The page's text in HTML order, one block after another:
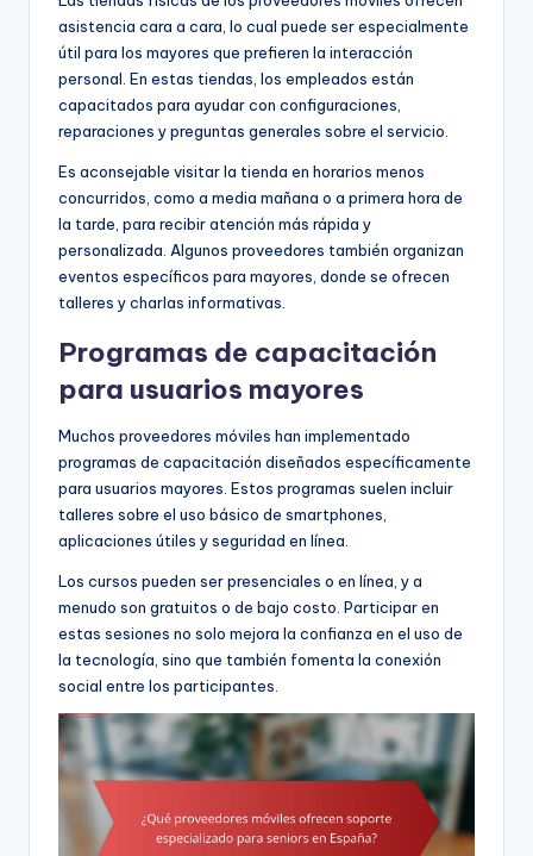
asistencia cara a cara, lo cual puede ser especialmente
útil para los mayores que prefieren la interacción
personal. En estas tiendas, los empleados están
capacitados para ayudar con configuraciones,
reparaciones y preguntas generales sobre el servicio.
Es aconsejable visitar la tienda en horarios menos
concurridos, como a media mañana o a primera hora de
la tarde, para recibir atención más rápida y
personalizada. Algunos proveedores también organizan
eventos específicos para mayores, donde se ofrecen
talleres y charlas informativas.
Programas de capacitación
para usuarios mayores
Muchos proveedores móviles han implementado
programas de capacitación diseñados específicamente
para usuarios mayores. Estos programas suelen incluir
talleres sobre el uso básico de smartphones,
aplicaciones útiles y seguridad en línea.
Los cursos pueden ser presenciales o en línea, y a
menudo son gratuitos o de bajo costo. Participar en
estas sesiones no solo mejora la confianza en el uso de
la tecnología, sino que también fomenta la conexión
social entre los participantes.